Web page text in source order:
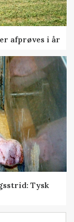
afprøves i år
Tysk